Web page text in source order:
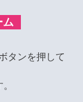
ム
タンを押して